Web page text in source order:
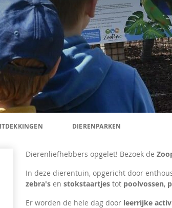
DIERENPARKEN
Dierenliefhebbers opgelet! Bezoek de
In deze dierentuin, opgericht door
zebra's enstokstaartjes tot poolvossen,
Er worden de hele dag door leerrijke